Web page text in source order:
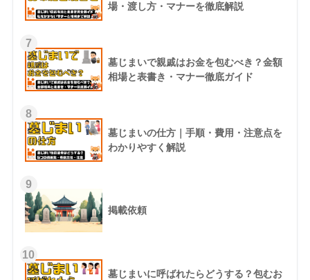
場・渡し方・マナーを徹底解説
7
墓じまいで親戚はお金を包むべき？金額
相場と表書き・マナー徹底ガイド
8
墓じまいの仕方｜手順・費用・注意点を
わかりやすく解説
9
掲載依頼
10
墓じまいに呼ばれたらどうする？包むお